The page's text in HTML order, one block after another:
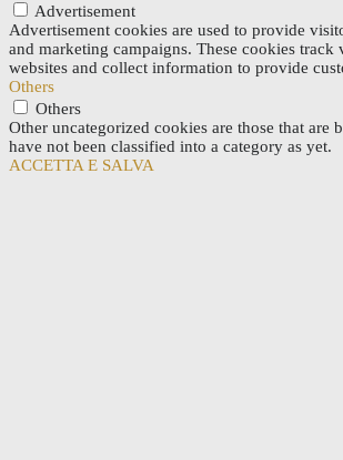
Advertisement
Advertisement cookies are used to provide
and marketing campaigns. These cookies track
websites and collect information to provide
Others
Others
Other uncategorized cookies are those that are
have not been classified into a category as yet.
ACCETTA E SALVA